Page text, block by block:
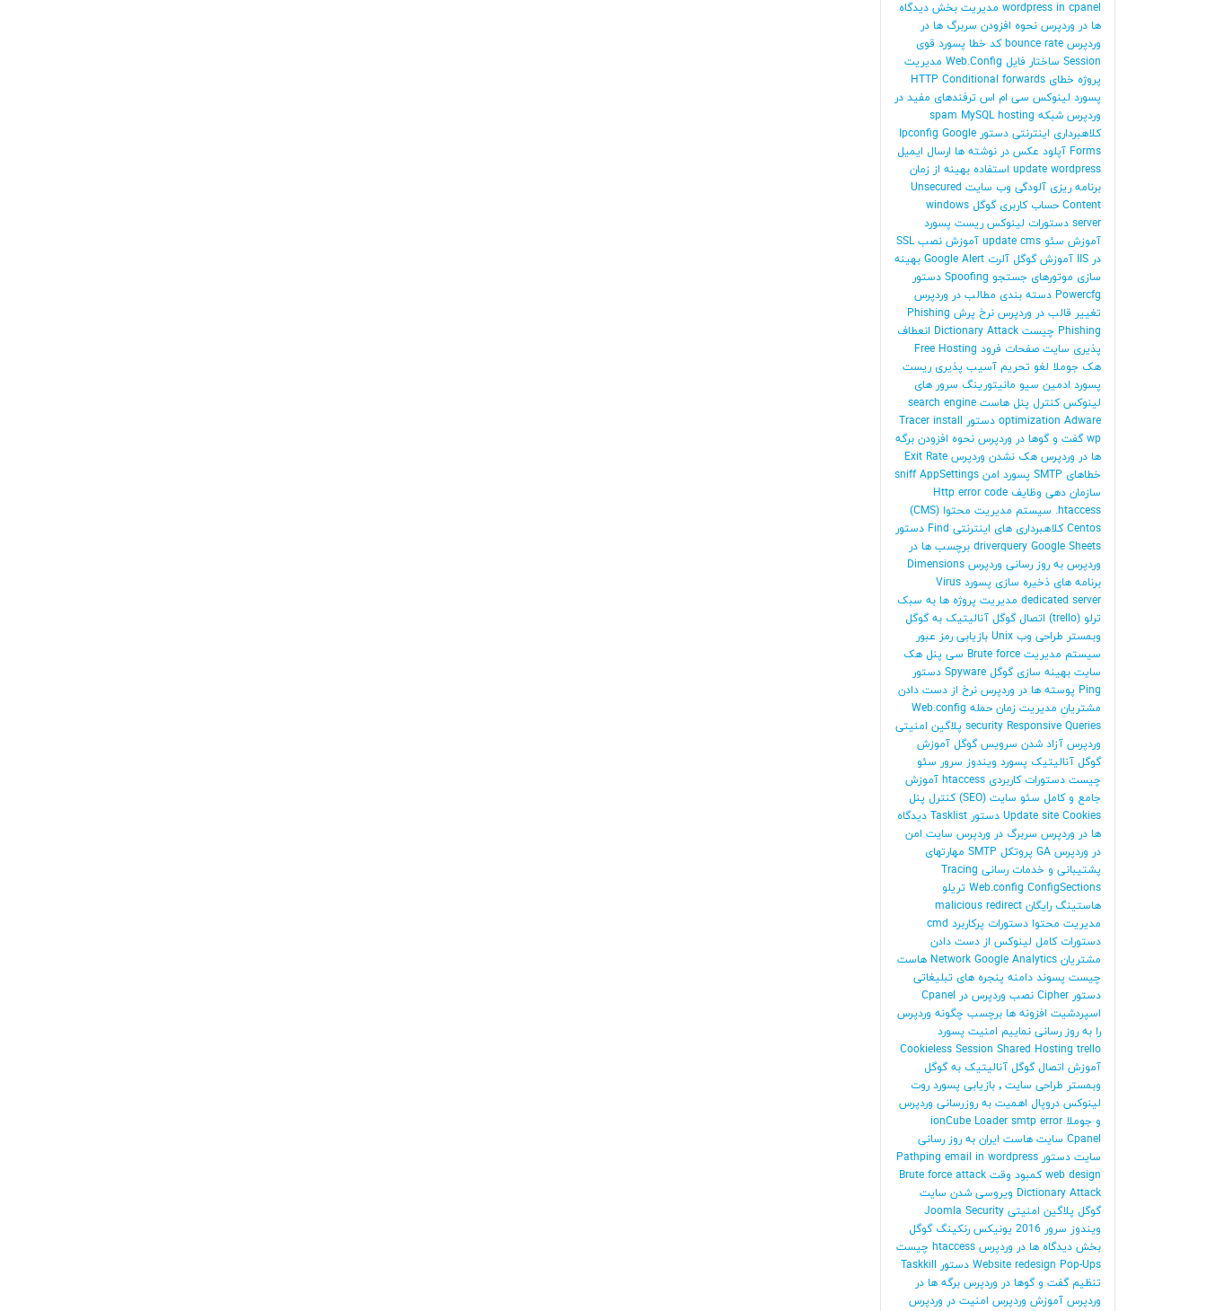
wordpress in cpanel مدیریت بخش دیدگاه
ها در وردپرس نحوه افزودن سربرگ ها در
وردپرس bounce rate کد خطا پسورد قوی
Session ساختار فایل Web.Config
مدیریت
پروژه خطای HTTP Conditional forwards
پسورد لینوکس سی ام اس ترفندهای مفید در
وردپرس شبکه spam MySQL hosting
کلاهبرداری اینترنتی دستور Ipconfig Google
Forms آپلود عکس در نوشته ها ارسال ایمیل
update wordpress استفاده بهینه از زمان
برنامه ریزی آلودگی وب سایت Unsecured
Content حساب کاربری گوگل windows
server دستورات لینوکس ریست پسورد
آموزش سئو update cms
آموزش نصب SSL
در IIS
آموزش گوگل آلرت Google Alert
بهینه
سازی موتورهای جستجو Spoofing دستور
Powercfg دسته بندی مطالب در وردپرس
تغییر قالب در وردپرس نرخ پرش Phishing
Phishing چیست
Dictionary Attack انعطاف
پذیری سایت صفحات فرود Free Hosting
هک جوملا لغو تحریم آسیب پذیری ریست
پسورد ادمین سیو مانیتورینگ سرور های
لینوکس کنترل پنل هاست search engine
optimization Adware دستور Tracer install
wp گفت و گوها در وردپرس نحوه افزودن برگه
ها در وردپرس هک نشدن وردپرس Exit Rate
خطاهای SMTP
پسورد امن sniff AppSettings
سازمان دهی وظایف Http error code
htaccess. سیستم مدیریت محتوا (CMS)
Centos کلاهبرداری های اینترنتی Find دستور
driverquery Google Sheets
برچسب ها در
وردپرس به روز رسانی وردپرس Dimensions
برنامه های ذخیره سازی پسورد Virus
dedicated server مدیریت پروژه ها به سبک
ترلو (trello)
اتصال گوگل آنالیتیک به گوگل
وبمستر طراحی وب Unix بازیابی رمز عبور
سیستم مدیریت Brute force سی پنل هک
سایت بهینه سازی گوگل Spyware دستور
Ping پوسته ها در وردپرس نرخ از دست دادن
مشتریان مدیریت زمان حمله Web.config
security Responsive Queries
پلاگین امنیتی
وردپرس آزاد شدن سرویس گوگل آموزش
گوگل آنالیتیک پسورد ویندوز سرور سئو
چیست دستورات کاربردی htaccess
آموزش
جامع و کامل سئو سایت (SEO)
کنترل پنل
Update site Cookies دستور Tasklist
دیدگاه
ها در وردپرس سربرگ در وردپرس سایت امن
در وردپرس GA پروتکل SMTP
مهارتهای
پشتیبانی و خدمات رسانی Tracing
Web.config ConfigSections
تریلو
هاستینگ رایگان malicious redirect
مدیریت محتوا دستورات پرکاربرد cmd
دستورات کامل لینوکس از دست دادن
مشتریان
Network Google Analytics
هاست
چیست پسوند دامنه پنجره های تبلیغاتی
دستور Cipher
نصب وردپرس در Cpanel
اسپردشیت افزونه ها برچسب چگونه وردپرس
را به روز رسانی نماییم امنیت پسورد
Cookieless Session Shared Hosting trello
آموزش اتصال گوگل آنالیتیک به گوگل
وبمستر طراحی سایت
٬ بازیابی پسورد روت
لینوکس دروپال اهمیت به روزرسانی وردپرس
و جوملا
ionCube Loader smtp error
Cpanel سایت هاست ایران به روز رسانی
سایت دستور Pathping email in wordpress
web design کمبود وقت Brute force attack
Dictionary Attack ویروسی شدن سایت
گوگل پلاگین امنیتی Joomla Security
ویندوز سرور 2016
یونیکس رنکینگ گوگل
بخش دیدگاه ها در وردپرس htaccess چیست
Website redesign Pop-Ups
دستور Taskkill
تنظیم گفت و گوها در وردپرس برگه ها در
وردپرس آموزش وردپرس امنیت در وردپرس